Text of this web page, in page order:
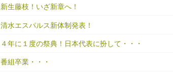
新生藤枝！いざ新章へ！
清水エスパルス新体制発表！
４年に１度の祭典！日本代表に扮して・・・
番組卒業・・・